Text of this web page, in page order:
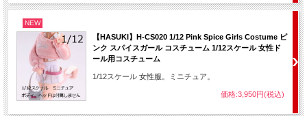
NEW
【HASUKI】H-CS020 1/12 Pink Spice Girls Costume ピ
ンク スパイスガール コスチューム 1/12スケール 女性ド
ール用コスチューム
1/12スケール 女性服。ミニチュア。
価格:3,950円(税込)